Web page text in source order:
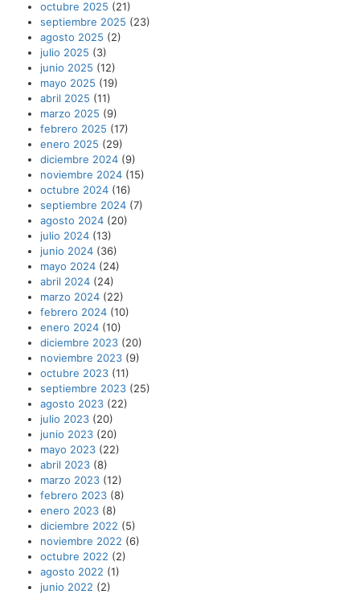
octubre 2025 (21)
septiembre 2025 (23)
agosto 2025 (2)
julio 2025 (3)
junio 2025 (12)
mayo 2025 (19)
abril 2025 (11)
marzo 2025 (9)
febrero 2025 (17)
enero 2025 (29)
diciembre 2024 (9)
noviembre 2024 (15)
octubre 2024 (16)
septiembre 2024 (7)
agosto 2024 (20)
julio 2024 (13)
junio 2024 (36)
mayo 2024 (24)
abril 2024 (24)
marzo 2024 (22)
febrero 2024 (10)
enero 2024 (10)
diciembre 2023 (20)
noviembre 2023 (9)
octubre 2023 (11)
septiembre 2023 (25)
agosto 2023 (22)
julio 2023 (20)
junio 2023 (20)
mayo 2023 (22)
abril 2023 (8)
marzo 2023 (12)
febrero 2023 (8)
enero 2023 (8)
diciembre 2022 (5)
noviembre 2022 (6)
octubre 2022 (2)
agosto 2022 (1)
junio 2022 (2)